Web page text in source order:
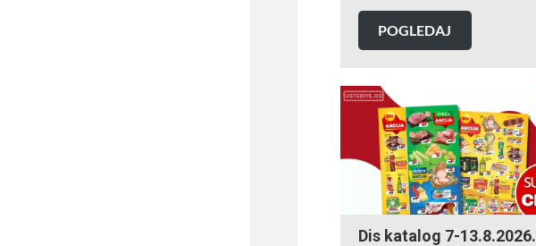
POGLEDAJ
Dis katalog 7-13.8.2026.